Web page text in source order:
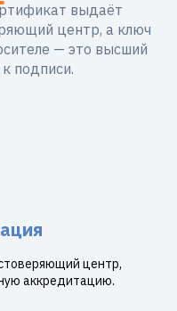
выдаёт
центр, а ключ
— это высший
подписи.
центр,
аккредитацию.